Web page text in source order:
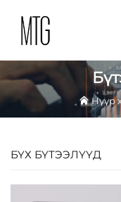
Нүүр
БҮХ БҮТЭЭЛҮҮД